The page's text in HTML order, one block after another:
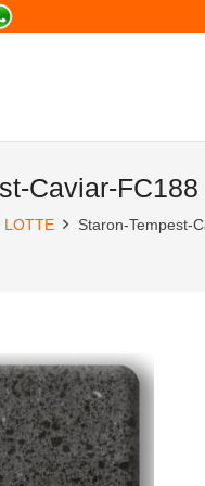
Caviar-FC188
LOTTE
Staron-Tempest-